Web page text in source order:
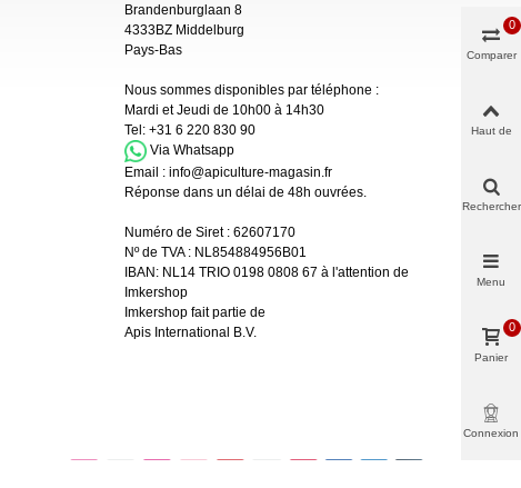
Brandenburglaan 8
4333BZ Middelburg
Pays-Bas
Nous sommes disponibles par téléphone :
Mardi et Jeudi de 10h00 à 14h30
Tel: +31 6 220 830 90
Via Whatsapp
Email : info@apiculture-magasin.fr
Réponse dans un délai de 48h ouvrées.
Numéro de Siret : 62607170
Nº de TVA : NL854884956B01
IBAN: NL14 TRIO 0198 0808 67 à l'attention de
Imkershop
Imkershop fait partie de
Apis International B.V.
Comparer
0
Haut de
Rechercher
Menu
Panier
0
Connexion